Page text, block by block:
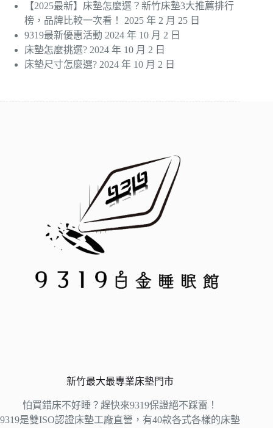
【2025最新】床墊怎麼選？新竹床墊3大推薦排行
榜，品牌比較一次看！
2025 年 2 月 25 日
9319最新優惠活動 2024 年 10 月 2 日
床墊怎麼挑選? 2024 年 10 月 2 日
床墊尺寸怎麼選? 2024 年 10 月 2 日
新竹最大最專業床墊門市
怕買錯床不好睡？趕快來9319保證絕不踩雷！
9319是雙ISO認證床墊工廠直營，有40款各式各樣的床墊